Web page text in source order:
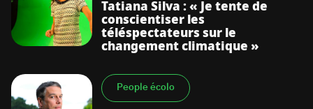
Tatiana Silva : « Je tente de
conscientiser les
téléspectateurs sur le
changement climatique »
People écolo